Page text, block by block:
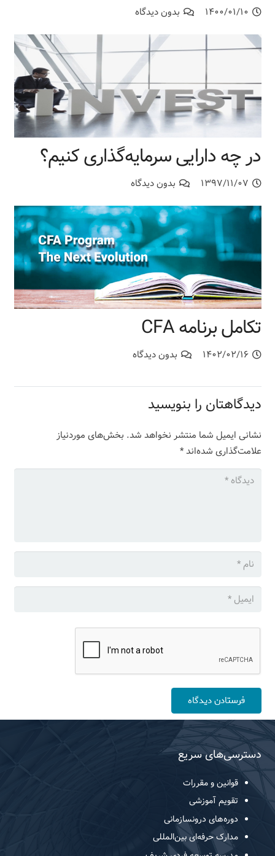
۱۴۰۰/۰۱/۱۰ بدون دیدگاه
در چه دارایی سرمایه‌گذاری کنیم؟
۱۳۹۷/۱۱/۰۷ بدون دیدگاه
تکامل برنامه CFA
۱۴۰۲/۰۲/۱۶ بدون دیدگاه
دیدگاهتان را بنویسید
نشانی ایمیل شما منتشر نخواهد شد. بخش‌های موردنیاز
علامت‌گذاری شده‌اند*
فرستادن دیدگاه
دسترسی‌های سریع
قوانین و مقررات
تقویم آموزشی
دوره‌های درونسازمانی
مدارک حرفه‌ای بین‌المللی